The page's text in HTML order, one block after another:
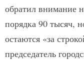
обратил внимание
порядка 90 тысяч,
остаются «за
председатель